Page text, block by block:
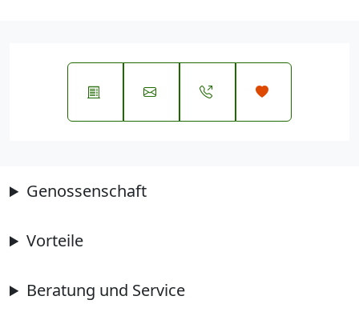
Genossenschaft
Vorteile
Beratung und Service